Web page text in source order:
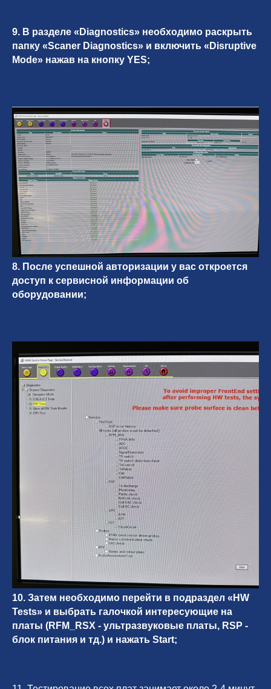
9. В разделе «Diagnostics» необходимо раскрыть
папку «Scaner Diagnostics» и включить «Disruptive
Mode» нажав на кнопку YES;
8. После успешной авторизации у вас откроется
доступ к сервисной информации об
оборудовании;
10. Затем необходимо перейти в подраздел «HW
Tests» и выбрать галочкой интересующие на
платы (RFM_RSX - ультразвуковые платы, RSP -
блок питания и тд.) и нажать Start;
Вызвать инженера
Заявки на сервисное обслуживание
принимаются круглосуточно и
обрабатываются согласно очередности
обращений, а также серьезности заявленной
неисправности.
Важно
Информация
Датчики УЗИ
Запасные части
Ремонт датчиков
Ремонт УЗИ
Опции УЗИ